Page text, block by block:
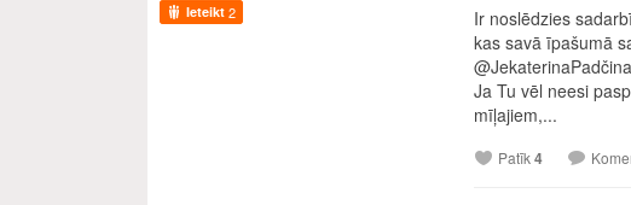
Ieteikt 2
Ir noslēdzies
kas savā īpašumā
Ja Tu vēl neesi
mīļajiem,...
Patīk4